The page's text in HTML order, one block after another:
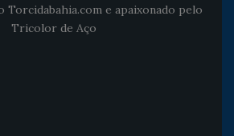
Torcidabahia.com e apaixonado pelo
Tricolor de Aço